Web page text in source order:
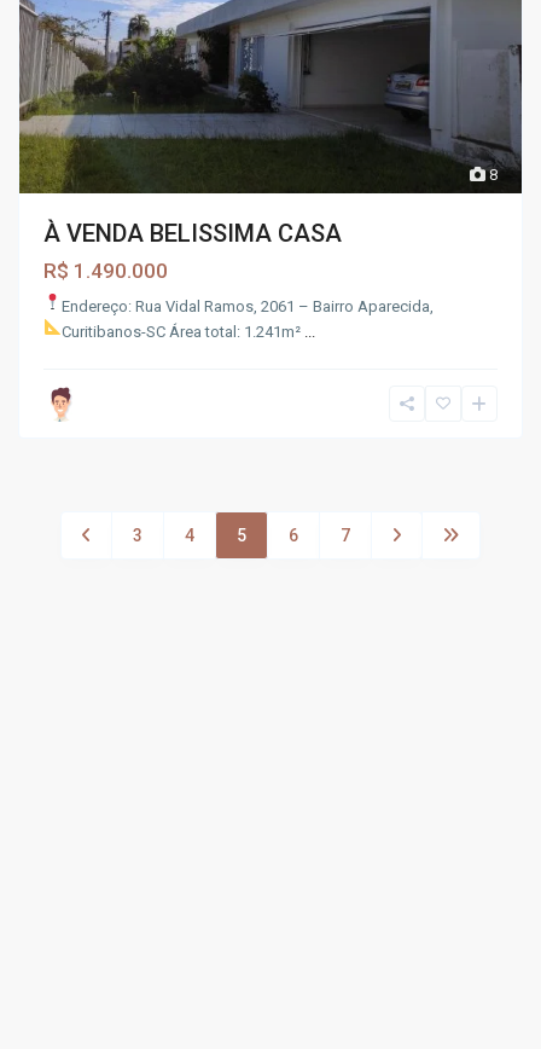
8
À VENDA BELISSIMA CASA
R$ 1.490.000
Endereço: Rua Vidal Ramos, 2061 – Bairro Aparecida,
Curitibanos-SC Área total: 1.241m² ...
3 4 5 6 7